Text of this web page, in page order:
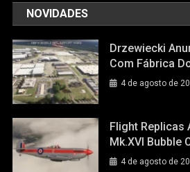
NOVIDADES
Drzewiecki
Com Fábrica
4 de agosto de
Flight Replicas
Mk.XVI Bubble
4 de agosto de